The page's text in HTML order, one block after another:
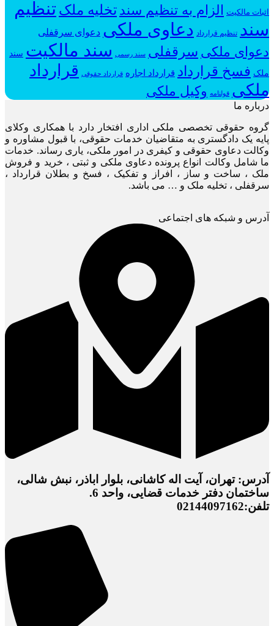
اثبات مالکیت الزام به تنظیم سند تخلیه ملک تنظیم
سند تنظیم قرارداد دعاوی ملکی دعوای سرقفلی
دعوای ملکی سرقفلی سند رسمی سند مالکیت سند
ملک فسخ قرارداد قرارداد اجاره قرارداد حقوقی قرارداد
ملکی قولنامه وکیل ملکی
درباره ما
گروه حقوقی تخصصی ملکی اداری افتخار دارد با همکاری وکلای
پایه یک دادگستری به متقاضیان خدمات حقوقی، با قبول مشاوره و
وکالت دعاوی حقوقی و کیفری در امور ملکی، یاری رساند. خدمات
ما شامل وکالت انواع پرونده دعاوی ملکی و ثبتی ، خرید و فروش
ملک ، ساخت و ساز ، افراز و تفکیک ، فسخ و بطلان قرارداد ،
سرقفلی ، تخلیه ملک و … می باشد.
آدرس و شبکه های اجتماعی
آدرس: تهران، آیت اله کاشانی، بلوار اباذر، نبش شالی،
ساختمان دفتر خدمات قضایی، واحد 6.
تلفن:02144097162